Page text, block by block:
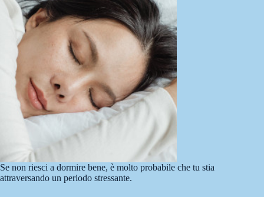
Se non riesci a dormire bene, è molto probabile che tu stia
attraversando un periodo stressante.